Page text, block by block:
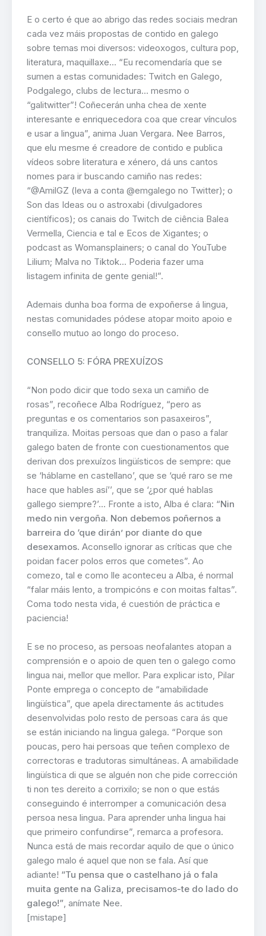
E o certo é que ao abrigo das redes sociais medran
cada vez máis propostas de contido en galego
sobre temas moi diversos: videoxogos, cultura pop,
literatura, maquillaxe… “Eu recomendaría que se
sumen a estas comunidades: Twitch en Galego,
Podgalego, clubs de lectura… mesmo o
“galitwitter”! Coñecerán unha chea de xente
interesante e enriquecedora coa que crear vínculos
e usar a lingua”, anima Juan Vergara. Nee Barros,
que elu mesme é creadore de contido e publica
vídeos sobre literatura e xénero, dá uns cantos
nomes para ir buscando camiño nas redes:
“@AmilGZ (leva a conta @emgalego no Twitter); o
Son das Ideas ou o astroxabi (divulgadores
científicos); os canais do Twitch de ciência Balea
Vermella, Ciencia e tal e Ecos de Xigantes; o
podcast as Womansplainers; o canal do YouTube
Lilium; Malva no Tiktok… Poderia fazer uma
listagem infinita de gente genial!”.
Ademais dunha boa forma de expoñerse á lingua,
nestas comunidades pódese atopar moito apoio e
consello mutuo ao longo do proceso.
CONSELLO 5: FÓRA PREXUÍZOS
“Non podo dicir que todo sexa un camiño de
rosas”, recoñece Alba Rodríguez, “pero as
preguntas e os comentarios son pasaxeiros”,
tranquiliza. Moitas persoas que dan o paso a falar
galego baten de fronte con cuestionamentos que
derivan dos prexuízos lingüísticos de sempre: que
se ‘háblame en castellano’, que se ‘qué raro se me
hace que hables así’’, que se ‘¿por qué hablas
gallego siempre?’… Fronte a isto, Alba é clara: “Nin
medo nin vergoña. Non debemos poñernos a
barreira do ‘que dirán’ por diante do que
desexamos. Aconsello ignorar as críticas que che
poidan facer polos erros que cometes”. Ao
comezo, tal e como lle aconteceu a Alba, é normal
“falar máis lento, a trompicóns e con moitas faltas”.
Coma todo nesta vida, é cuestión de práctica e
paciencia!
E se no proceso, as persoas neofalantes atopan a
comprensión e o apoio de quen ten o galego como
lingua nai, mellor que mellor. Para explicar isto, Pilar
Ponte emprega o concepto de “amabilidade
lingüística”, que apela directamente ás actitudes
desenvolvidas polo resto de persoas cara ás que
se están iniciando na lingua galega. “Porque son
poucas, pero hai persoas que teñen complexo de
correctoras e tradutoras simultáneas. A amabilidade
lingüística di que se alguén non che pide corrección
ti non tes dereito a corrixilo; se non o que estás
conseguindo é interromper a comunicación desa
persoa nesa lingua. Para aprender unha lingua hai
que primeiro confundirse”, remarca a profesora.
Nunca está de mais recordar aquilo de que o único
galego malo é aquel que non se fala. Así que
adiante! “Tu pensa que o castelhano já o fala
muita gente na Galiza, precisamos-te do lado do
galego!” , anímate Nee.
[mistape]